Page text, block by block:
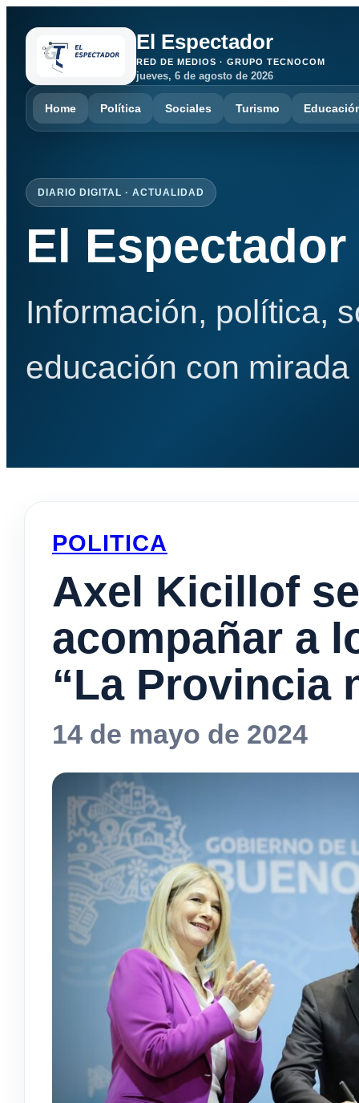
El Espectador
RED DE MEDIOS · GRUPO TECNOCOM
jueves, 6 de agosto de 2026
Home Política Sociales Turismo
DIARIO DIGITAL · ACTUALIDAD
El Espectador
Información, política,
educación con
POLITICA
Axel Kicillof
acompañar a
“La Provincia
14 de mayo de 2024